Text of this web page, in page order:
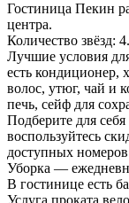
Гостиница Пекин
центра.
Количество звёзд: 4.
Лучшие условия
есть кондиционер,
волос, утюг, чай и
печь, сейф для
Подберите для
воспользуйтесь
доступных
Уборка —
В гостинице есть